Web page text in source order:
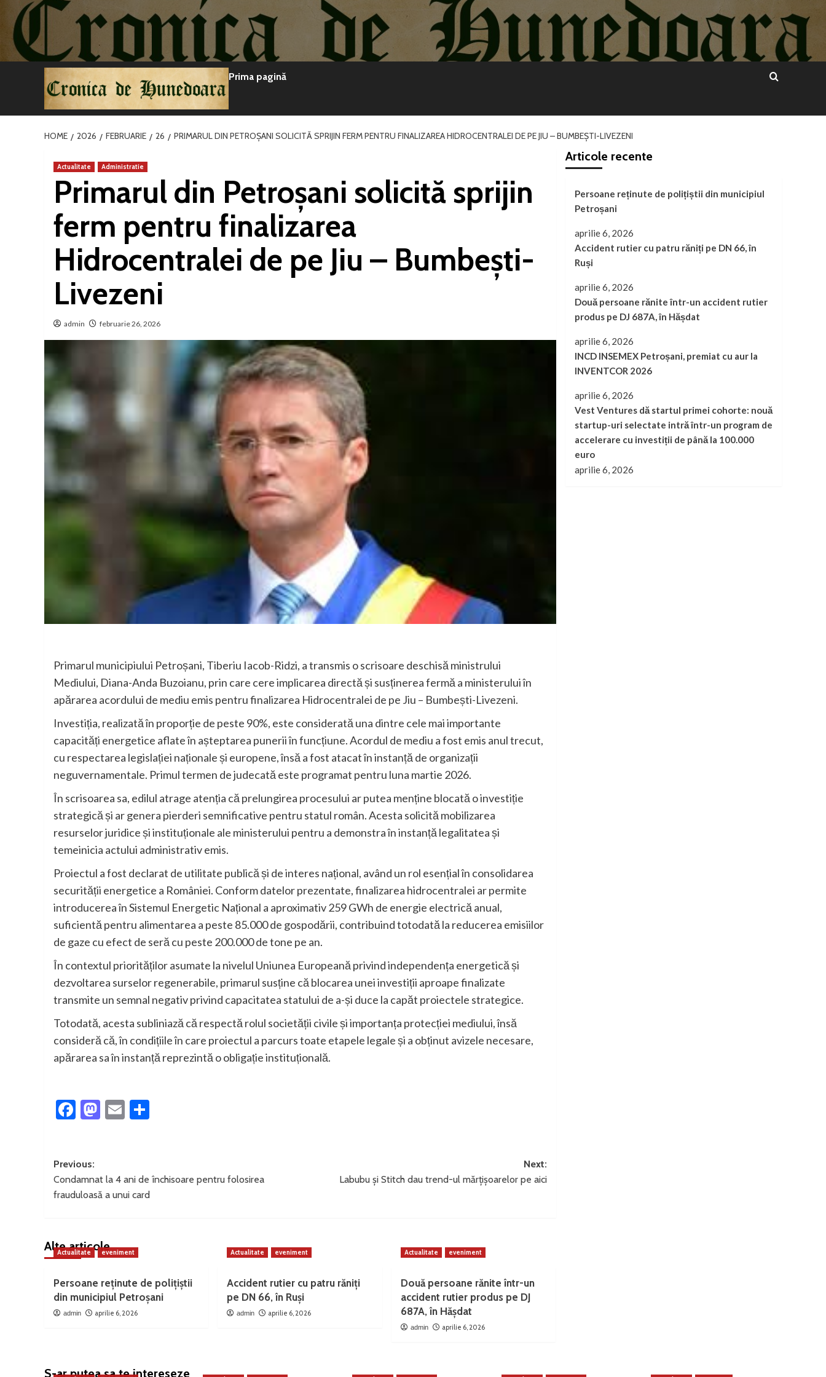
conținut
Prima pagină
HOME 2026 FEBRUARIE 26 PRIMARUL DIN PETROȘANI SOLICITĂ SPRIJIN FERM PENTRU FINALIZAREA HIDROCENTRALEI DE PE JIU – BUMBEȘTI-LIVEZENI
Actualitate Administratie
Primarul din Petroșani solicită sprijin
ferm pentru finalizarea
Hidrocentralei de pe Jiu – Bumbești-
Livezeni
admin februarie 26, 2026
Primarul municipiului Petroșani, Tiberiu Iacob-Ridzi, a transmis o scrisoare deschisă ministrului
Mediului, Diana-Anda Buzoianu, prin care cere implicarea directă și susținerea fermă a ministerului în
apărarea acordului de mediu emis pentru finalizarea Hidrocentralei de pe Jiu – Bumbești-Livezeni.
Investiția, realizată în proporție de peste 90%, este considerată una dintre cele mai importante
capacități energetice aflate în așteptarea punerii în funcțiune. Acordul de mediu a fost emis anul trecut,
cu respectarea legislației naționale și europene, însă a fost atacat în instanță de organizații
neguvernamentale. Primul termen de judecată este programat pentru luna martie 2026.
În scrisoarea sa, edilul atrage atenția că prelungirea procesului ar putea menține blocată o investiție
strategică și ar genera pierderi semnificative pentru statul român. Acesta solicită mobilizarea
resurselor juridice și instituționale ale ministerului pentru a demonstra în instanță legalitatea și
temeinicia actului administrativ emis.
Proiectul a fost declarat de utilitate publică și de interes național, având un rol esențial în consolidarea
securității energetice a României. Conform datelor prezentate, finalizarea hidrocentralei ar permite
introducerea în Sistemul Energetic Național a aproximativ 259 GWh de energie electrică anual,
suficientă pentru alimentarea a peste 85.000 de gospodării, contribuind totodată la reducerea emisiilor
de gaze cu efect de seră cu peste 200.000 de tone pe an.
În contextul priorităților asumate la nivelul Uniunea Europeană privind independența energetică și
dezvoltarea surselor regenerabile, primarul susține că blocarea unei investiții aproape finalizate
transmite un semnal negativ privind capacitatea statului de a-și duce la capăt proiectele strategice.
Totodată, acesta subliniază că respectă rolul societății civile și importanța protecției mediului, însă
consideră că, în condițiile în care proiectul a parcurs toate etapele legale și a obținut avizele necesare,
apărarea sa în instanță reprezintă o obligație instituțională.
Facebook
Mastodon
Email
Post
navigation
Previous:
Condamnat la 4 ani de închisoare pentru folosirea
frauduloasă a unui card
Next:
Labubu și Stitch dau trend-ul mărțișoarelor pe aici
Alte articole
Actualitate eveniment
Persoane reținute de polițiștii
din municipiul Petroșani
admin aprilie 6, 2026
Actualitate eveniment
Accident rutier cu patru răniți
pe DN 66, în Ruși
admin aprilie 6, 2026
Actualitate eveniment
Două persoane rănite într-un
accident rutier produs pe DJ
687A, în Hășdat
admin aprilie 6, 2026
Articole recente
Persoane reținute de polițiștii din municipiul
Petroșani
aprilie 6, 2026
Accident rutier cu patru răniți pe DN 66, în
Ruși
aprilie 6, 2026
Două persoane rănite într-un accident rutier
produs pe DJ 687A, în Hășdat
aprilie 6, 2026
INCD INSEMEX Petroșani, premiat cu aur la
INVENTCOR 2026
aprilie 6, 2026
Vest Ventures dă startul primei cohorte: nouă
startup-uri selectate intră într-un program de
accelerare cu investiții de până la 100.000
euro
aprilie 6, 2026
S-ar putea sa te intereseze